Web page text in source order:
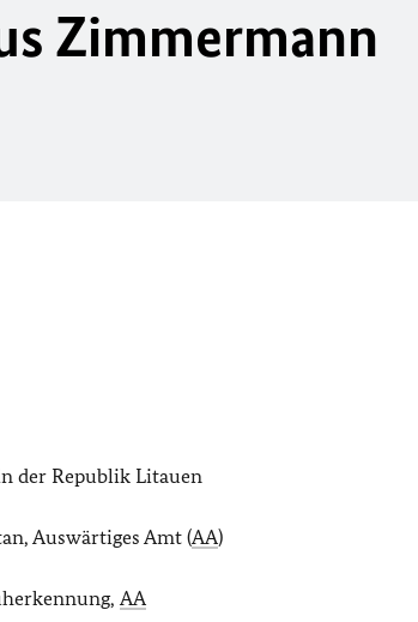
Zimmermann
der Republik Litauen
Auswärtiges Amt (AA)
AA